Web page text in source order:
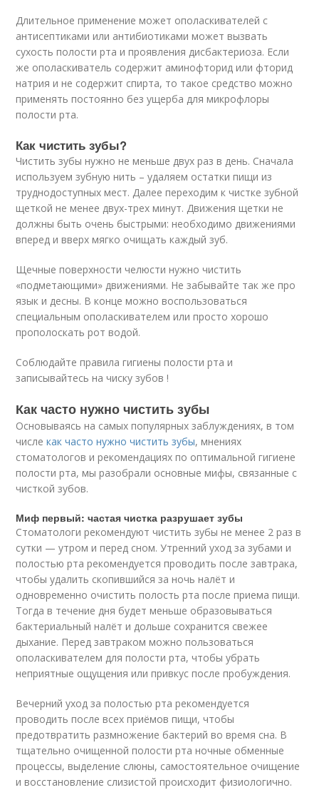
Длительное применение может ополаскивателей с
антисептиками или антибиотиками может вызвать
сухость полости рта и проявления дисбактериоза. Если
же ополаскиватель содержит аминофторид или фторид
натрия и не содержит спирта, то такое средство можно
применять постоянно без ущерба для микрофлоры
полости рта.
Как чистить зубы?
Чистить зубы нужно не меньше двух раз в день. Сначала
используем зубную нить – удаляем остатки пищи из
труднодоступных мест. Далее переходим к чистке зубной
щеткой не менее двух-трех минут. Движения щетки не
должны быть очень быстрыми: необходимо движениями
вперед и вверх мягко очищать каждый зуб.
Щечные поверхности челюсти нужно чистить
«подметающими» движениями. Не забывайте так же про
язык и десны. В конце можно воспользоваться
специальным ополаскивателем или просто хорошо
прополоскать рот водой.
Соблюдайте правила гигиены полости рта и
записывайтесь на чиску зубов !
Как часто нужно чистить зубы
Основываясь на самых популярных заблуждениях, в том
числекак часто нужно чистить зубы, мнениях
стоматологов и рекомендациях по оптимальной гигиене
полости рта, мы разобрали основные мифы, связанные с
чисткой зубов.
Миф первый: частая чистка разрушает зубы
Стоматологи рекомендуют чистить зубы не менее 2 раз в
сутки — утром и перед сном. Утренний уход за зубами и
полостью рта рекомендуется проводить после завтрака,
чтобы удалить скопившийся за ночь налёт и
одновременно очистить полость рта после приема пищи.
Тогда в течение дня будет меньше образовываться
бактериальный налёт и дольше сохранится свежее
дыхание. Перед завтраком можно пользоваться
ополаскивателем для полости рта, чтобы убрать
неприятные ощущения или привкус после пробуждения.
Вечерний уход за полостью рта рекомендуется
проводить после всех приёмов пищи, чтобы
предотвратить размножение бактерий во время сна. В
тщательно очищенной полости рта ночные обменные
процессы, выделение слюны, самостоятельное очищение
и восстановление слизистой происходит физиологично.